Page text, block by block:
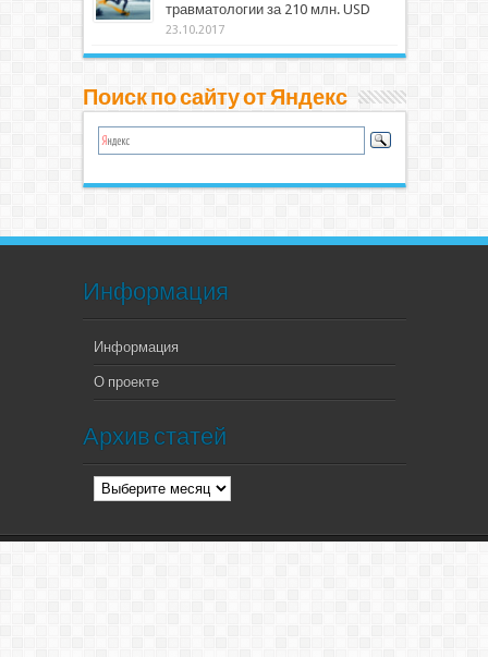
травматологии за 210 млн. USD
23.10.2017
Поиск по сайту от Яндекс
Информация
Информация
О проекте
Архив статей
Архив
статей